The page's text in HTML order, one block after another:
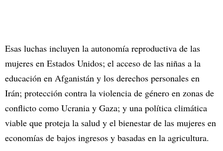
Esas luchas incluyen la autonomía reproductiva de las
mujeres en Estados Unidos; el acceso de las niñas a la
educación en Afganistán y los derechos personales en
Irán; protección contra la violencia de género en zonas de
conflicto como Ucrania y Gaza; y una política climática
viable que proteja la salud y el bienestar de las mujeres en
economías de bajos ingresos y basadas en la agricultura.